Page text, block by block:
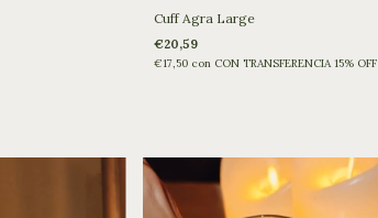
Cuff Agra Large
€20,59
€17,50 con CON TRANSFERENCIA 15% OFF